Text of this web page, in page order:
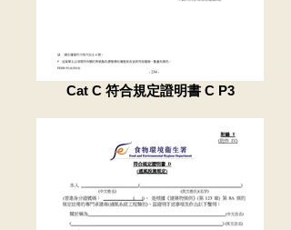
Cat C 符合規定證明書 C P3